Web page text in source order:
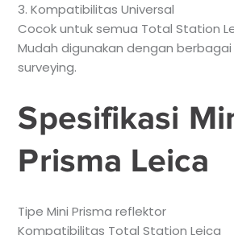
3. Kompatibilitas Universal
Cocok untuk semua Total Station
Mudah digunakan dengan berbagai
surveying.
Spesifikasi
Prisma Leica
Tipe Mini Prisma reflektor
Kompatibilitas Total Station Leica